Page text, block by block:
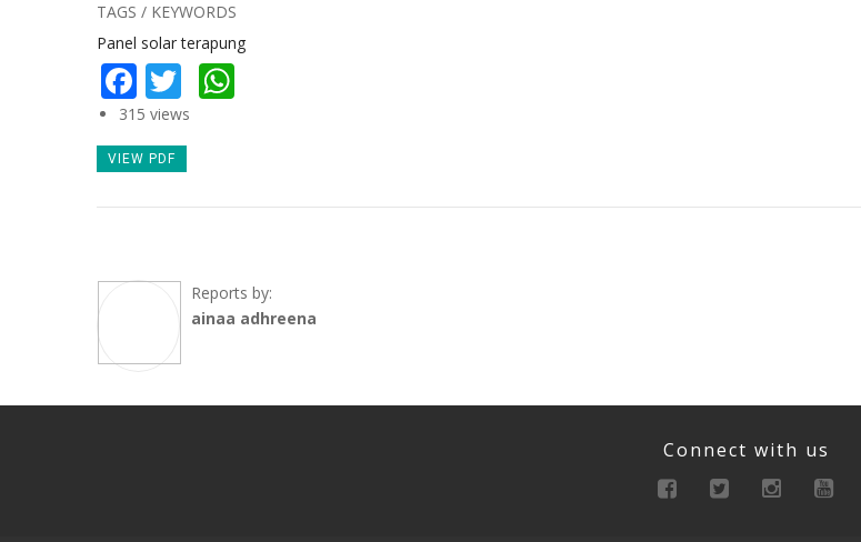
TAGS / KEYWORDS
Panel solar terapung
Facebook
Twitter
315 views
VIEW PDF
Reports by:
ainaa adhreena
Connect with us